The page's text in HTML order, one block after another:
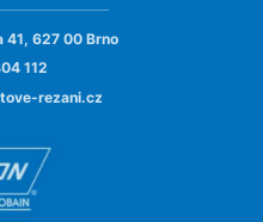
41, 627 00 Brno
112
rezani.cz